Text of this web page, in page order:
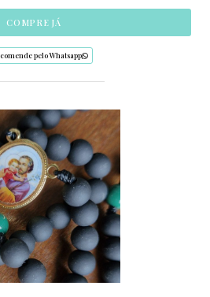
COMPRE JÁ
pelo Whatsapp